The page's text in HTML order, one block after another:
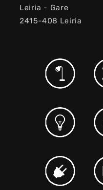
Leiria - Gare
2415-408 Leiria